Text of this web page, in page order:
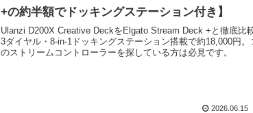
+の約半額でドッキングステーション付き】
Ulanzi D200X Creative DeckをElgato Stream Deck +と徹底比
3ダイヤル・8-in-1ドッキングステーション搭載で約18,000円
のストリームコントローラーを探している方は必見です。
2026.06.15